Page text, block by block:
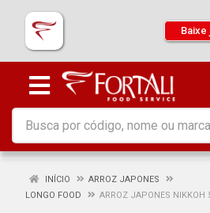
Baixe
INÍCIO
ARROZ JAPONES
LONGO FOOD
ARROZ JAPONES NIKKOH